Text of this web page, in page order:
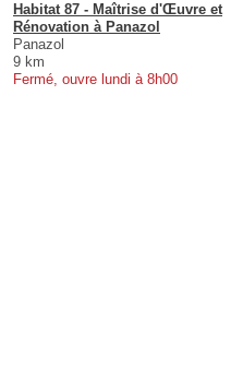
Habitat 87 - Maîtrise d'Œuvre et
Rénovation à Panazol
Panazol
9 km
Fermé, ouvre lundi à 8h00